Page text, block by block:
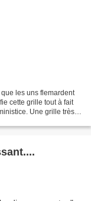
les uns flemardent
cette grille tout à fait
Une grille très